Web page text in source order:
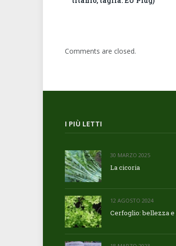
Comments are closed.
I PIÙ LETTI
30 MARZO 2025
La cicoria
12 AGOSTO 2024
Cerfoglio: bellezza e